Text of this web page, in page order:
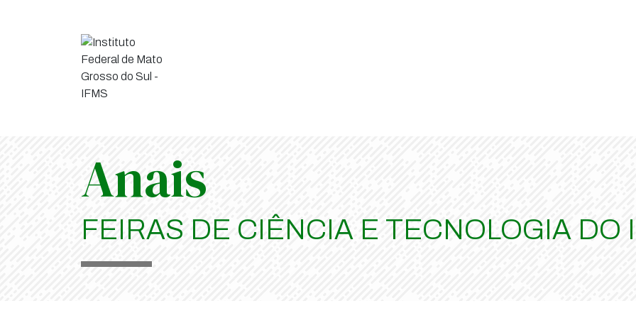
Anais
FEIRAS DE CIÊNCIA E TECNOLOGIA DO